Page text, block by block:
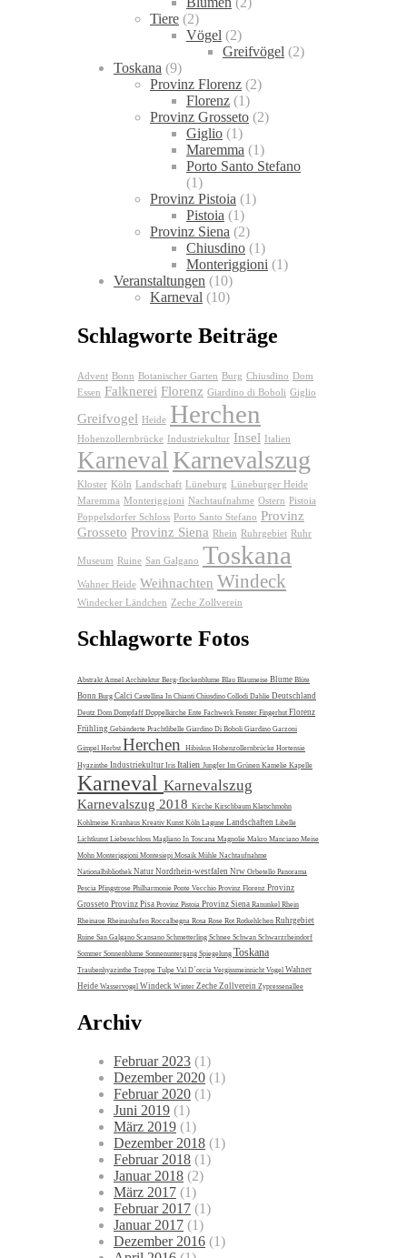
Tiere (2)
Vögel (2)
Greifvögel (2)
Toskana (9)
Provinz Florenz (2)
Florenz (1)
Provinz Grosseto (2)
Giglio (1)
Maremma (1)
Porto Santo Stefano
(1)
Provinz Pistoia (1)
Pistoia (1)
Provinz Siena (2)
Chiusdino (1)
Monteriggioni (1)
Veranstaltungen (10)
Karneval (10)
Schlagworte Beiträge
Advent Bonn Botanischer Garten Burg Chiusdino Dom
Essen Falknerei Florenz Giardino di Boboli Giglio
Greifvogel Heide Herchen
Hohenzollernbrücke Industriekultur Insel Italien
Karneval Karnevalszug
Kloster Köln Landschaft Lüneburg Lüneburger Heide
Maremma Monteriggioni Nachtaufnahme Ostern Pistoia
Poppelsdorfer Schloss Porto Santo Stefano Provinz
Grosseto Provinz Siena Rhein Ruhrgebiet Ruhr
Museum Ruine San Galgano Toskana
Wahner Heide Weihnachten Windeck
Windecker Ländchen Zeche Zollverein
Schlagworte Fotos
Abstrakt Amsel Architektur Berg-flockenblume Blau Blaumeise Blume Blüte
Bonn Burg Calci Castellina In Chianti Chiusdino Collodi Dahlie Deutschland
Deutz Dom Dompfaff Doppelkirche Ente Fachwerk Fenster Fingerhut Florenz
Frühling Gebänderte Prachtlibelle Giardino Di Boboli Giardino Garzoni
Gimpel Herbst Herchen Hibiskus Hohenzollernbrücke Hortensie
Hyazinthe Industriekultur Iris Italien Jungfer Im Grünen Kamelie Kapelle
Karneval Karnevalszug
Karnevalszug 2018 Kirche Kirschbaum Klatschmohn
Kohlmeise Kranhaus Kreativ Kunst Köln Lagune Landschaften Libelle
Lichtkunst Liebesschloss Magliano In Toscana Magnolie Makro Manciano Meise
Mohn Monteriggioni Montesiepi Mosaik Mühle Nachtaufnahme
Nationalbibliothek Natur Nordrhein-westfalen Nrw Orbetello Panorama
Pescia Pfingstrose Philharmonie Ponte Vecchio Provinz Florenz Provinz
Grosseto Provinz Pisa Provinz Pistoia Provinz Siena Ranunkel Rhein
Rheinaue Rheinauhafen Roccalbegna Rosa Rose Rot Rotkehlchen Ruhrgebiet
Ruine San Galgano Scansano Schmetterling Schnee Schwan Schwarzrheindorf
Sommer Sonnenblume Sonnenuntergang Spiegelung Toskana
Traubenhyazinthe Treppe Tulpe Val D´orcia Vergissmeinnicht Vogel Wahner
Heide Wasservogel Windeck Winter Zeche Zollverein Zypressenallee
Archiv
Februar 2023 (1)
Dezember 2020 (1)
Februar 2020 (1)
Juni 2019 (1)
März 2019 (1)
Dezember 2018 (1)
Februar 2018 (1)
Januar 2018 (2)
März 2017 (1)
Februar 2017 (1)
Januar 2017 (1)
Dezember 2016 (1)